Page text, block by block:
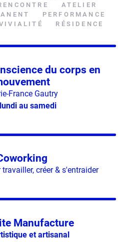
ATELIER
PERFORMANCE
RÉSIDENCE
du corps en
France Gautry
au samedi
créer & s'entraider
Manufacture
et artisanal